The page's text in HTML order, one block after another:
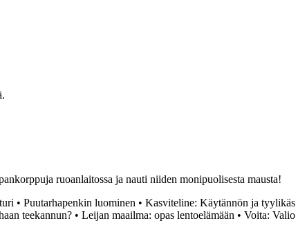
ruoanlaitossa ja nauti niiden monipuolisesta mausta!
• Puutarhapenkin luominen • Kasviteline: Käytännön ja tyylikäs
teekannun? • Leijan maailma: opas lentoelämään • Voita: Valio